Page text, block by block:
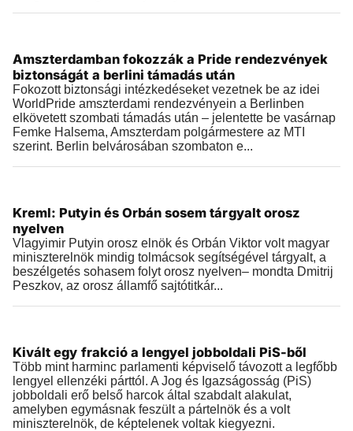
2026.07.26 |15:14
Amszterdamban fokozzák a Pride rendezvények
biztonságát a berlini támadás után
Fokozott biztonsági intézkedéseket vezetnek be az idei
WorldPride amszterdami rendezvényein a Berlinben
elkövetett szombati támadás után – jelentette be vasárnap
Femke Halsema, Amszterdam polgármestere az MTI
szerint. Berlin belvárosában szombaton e...
2026.07.26 |13:08
Kreml: Putyin és Orbán sosem tárgyalt orosz
nyelven
Vlagyimir Putyin orosz elnök és Orbán Viktor volt magyar
miniszterelnök mindig tolmácsok segítségével tárgyalt, a
beszélgetés sohasem folyt orosz nyelven– mondta Dmitrij
Peszkov, az orosz államfő sajtótitkár...
2026.07.26 |12:26
Kivált egy frakció a lengyel jobboldali PiS-ből
Több mint harminc parlamenti képviselő távozott a legfőbb
lengyel ellenzéki párttól. A Jog és Igazságosság (PiS)
jobboldali erő belső harcok által szabdalt alakulat,
amelyben egymásnak feszült a pártelnök és a volt
miniszterelnök, de képtelenek voltak kiegyezni.